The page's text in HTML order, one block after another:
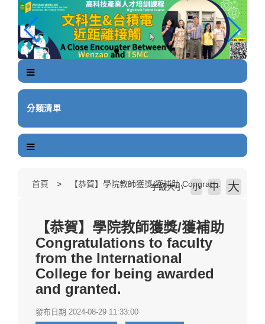
分類清單
首頁 【恭賀】學院教師獲獎/獲補助 Congratulations to faculty from the International College for being awarded and granted.
字級大小 小 中 大
【恭賀】學院教師獲獎/獲補助
Congratulations to faculty
from the International
College for being awarded
and granted.
發布日期 2024-08-29 11:33:00